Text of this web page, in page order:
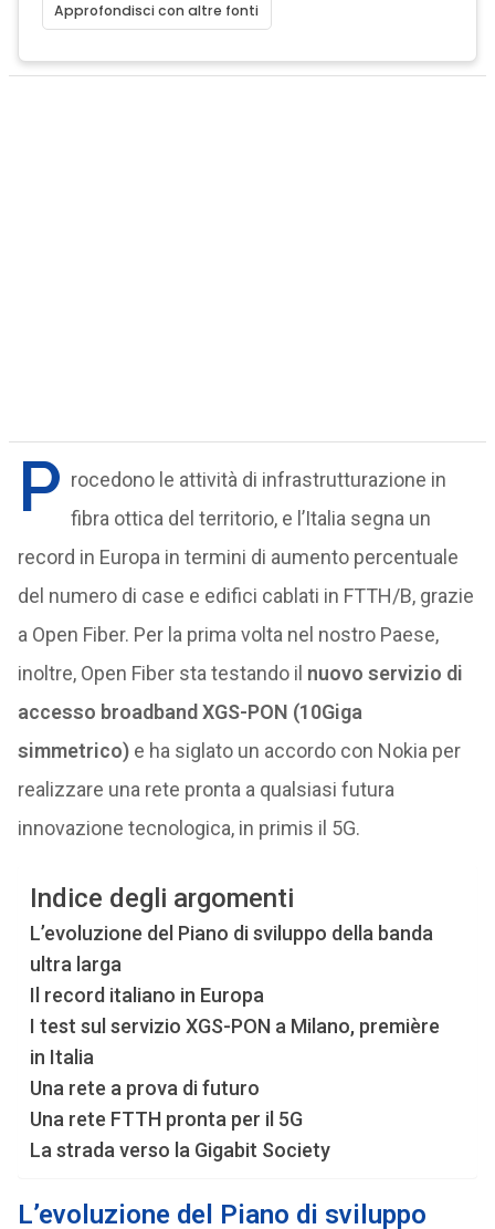
Approfondisci con altre fonti
P rocedono le attività di infrastrutturazione in
fibra ottica del territorio, e l’Italia segna un
record in Europa in termini di aumento percentuale
del numero di case e edifici cablati in FTTH/B, grazie
a Open Fiber. Per la prima volta nel nostro Paese,
inoltre, Open Fiber sta testando il nuovo servizio di
accesso broadband XGS-PON (10Giga
simmetrico)e ha siglato un accordo con Nokia per
realizzare una rete pronta a qualsiasi futura
innovazione tecnologica, in primis il 5G.
Indice degli argomenti
L’evoluzione del Piano di sviluppo della banda
ultra larga
Il record italiano in Europa
I test sul servizio XGS-PON a Milano, première
in Italia
Una rete a prova di futuro
Una rete FTTH pronta per il 5G
La strada verso la Gigabit Society
L’evoluzione del Piano di sviluppo